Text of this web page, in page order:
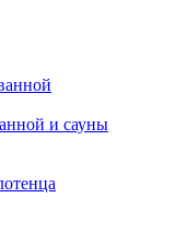
и сауны